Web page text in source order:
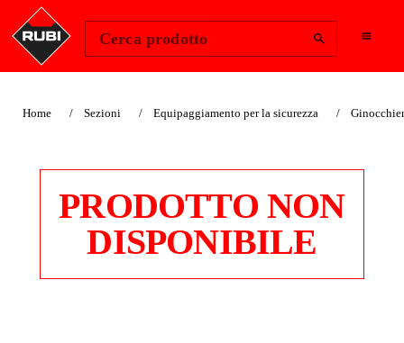
Cerca prodotto
Home Sezioni Equipaggiamento per la sicurezza
PRODOTTO NON
DISPONIBILE